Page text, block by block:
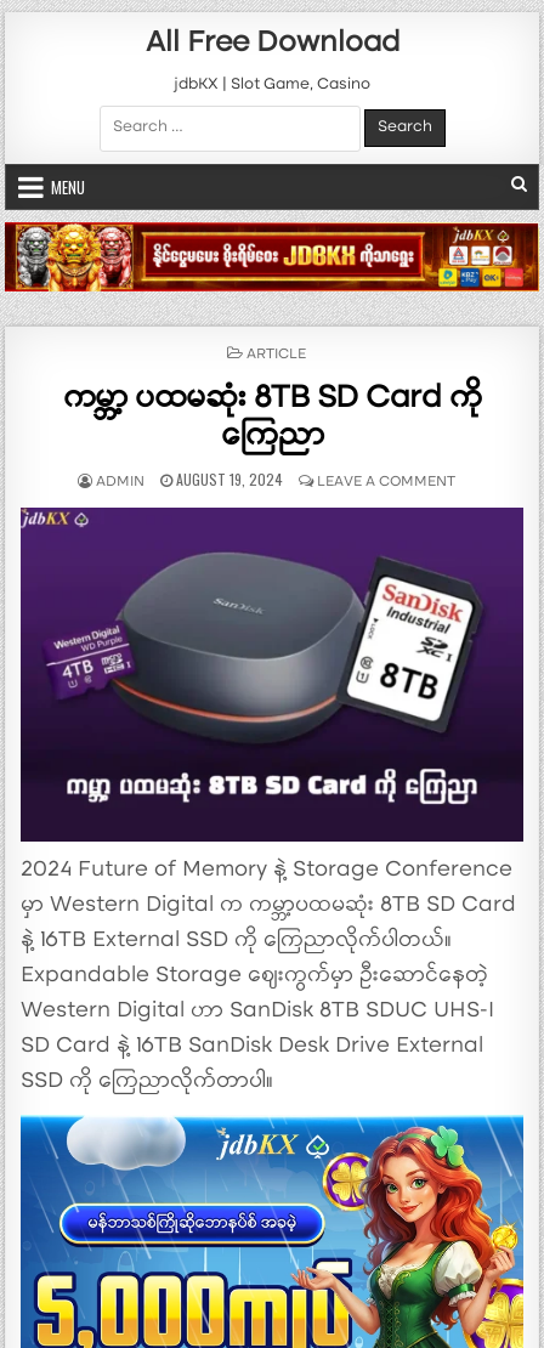
Skip to content
All Free Download
jdbKX | Slot Game, Casino
Search for:
MENU
POSTED IN
ARTICLE
ကမ္ဘာ့ ပထမဆုံး 8TB SD Card ကို
ကြေညာ
AUTHOR:
ADMIN PUBLISHED DATE:
AUGUST 19, 2024 LEAVE A COMMENTON ကမ္ဘာ့ ပထ
2024 Future of Memory နဲ့ Storage Conference
မှာ Western Digital က ကမ္ဘာ့ပထမဆုံး 8TB SD Card
နဲ့ 16TB External SSD ကို ကြေညာလိုက်ပါတယ်။
Expandable Storage ဈေးကွက်မှာ ဦးဆောင်နေတဲ့
Western Digital ဟာ SanDisk 8TB SDUC UHS-I
SD Card နဲ့ 16TB SanDisk Desk Drive External
SSD ကို ကြေညာလိုက်တာပါ။